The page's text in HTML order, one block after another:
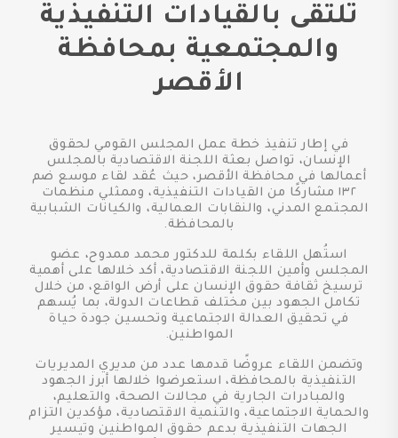
تلتقى بالقيادات التنفيذية
والمجتمعية بمحافظة
الأقصر
في إطار تنفيذ خطة عمل المجلس القومي لحقوق
الإنسان، تواصل بعثة اللجنة الاقتصادية بالمجلس
أعمالها في محافظة الأقصر، حيث عُقد لقاء موسع ضم
١٣٢ مشاركًا من القيادات التنفيذية، وممثلي منظمات
المجتمع المدني، والنقابات العمالية، والكيانات الشبابية
بالمحافظة.
استُهل اللقاء بكلمة للدكتور محمد ممدوح، عضو
المجلس وأمين اللجنة الاقتصادية، أكد خلالها على أهمية
ترسيخ ثقافة حقوق الإنسان على أرض الواقع، من خلال
تكامل الجهود بين مختلف قطاعات الدولة، بما يُسهم
في تحقيق العدالة الاجتماعية وتحسين جودة حياة
المواطنين.
وتضمن اللقاء عروضًا قدمها عدد من مديري المديريات
التنفيذية بالمحافظة، استعرضوا خلالها أبرز الجهود
والمبادرات الجارية في مجالات الصحة، والتعليم،
والحماية الاجتماعية، والتنمية الاقتصادية، مؤكدين التزام
الجهات التنفيذية بدعم حقوق المواطنين وتيسير